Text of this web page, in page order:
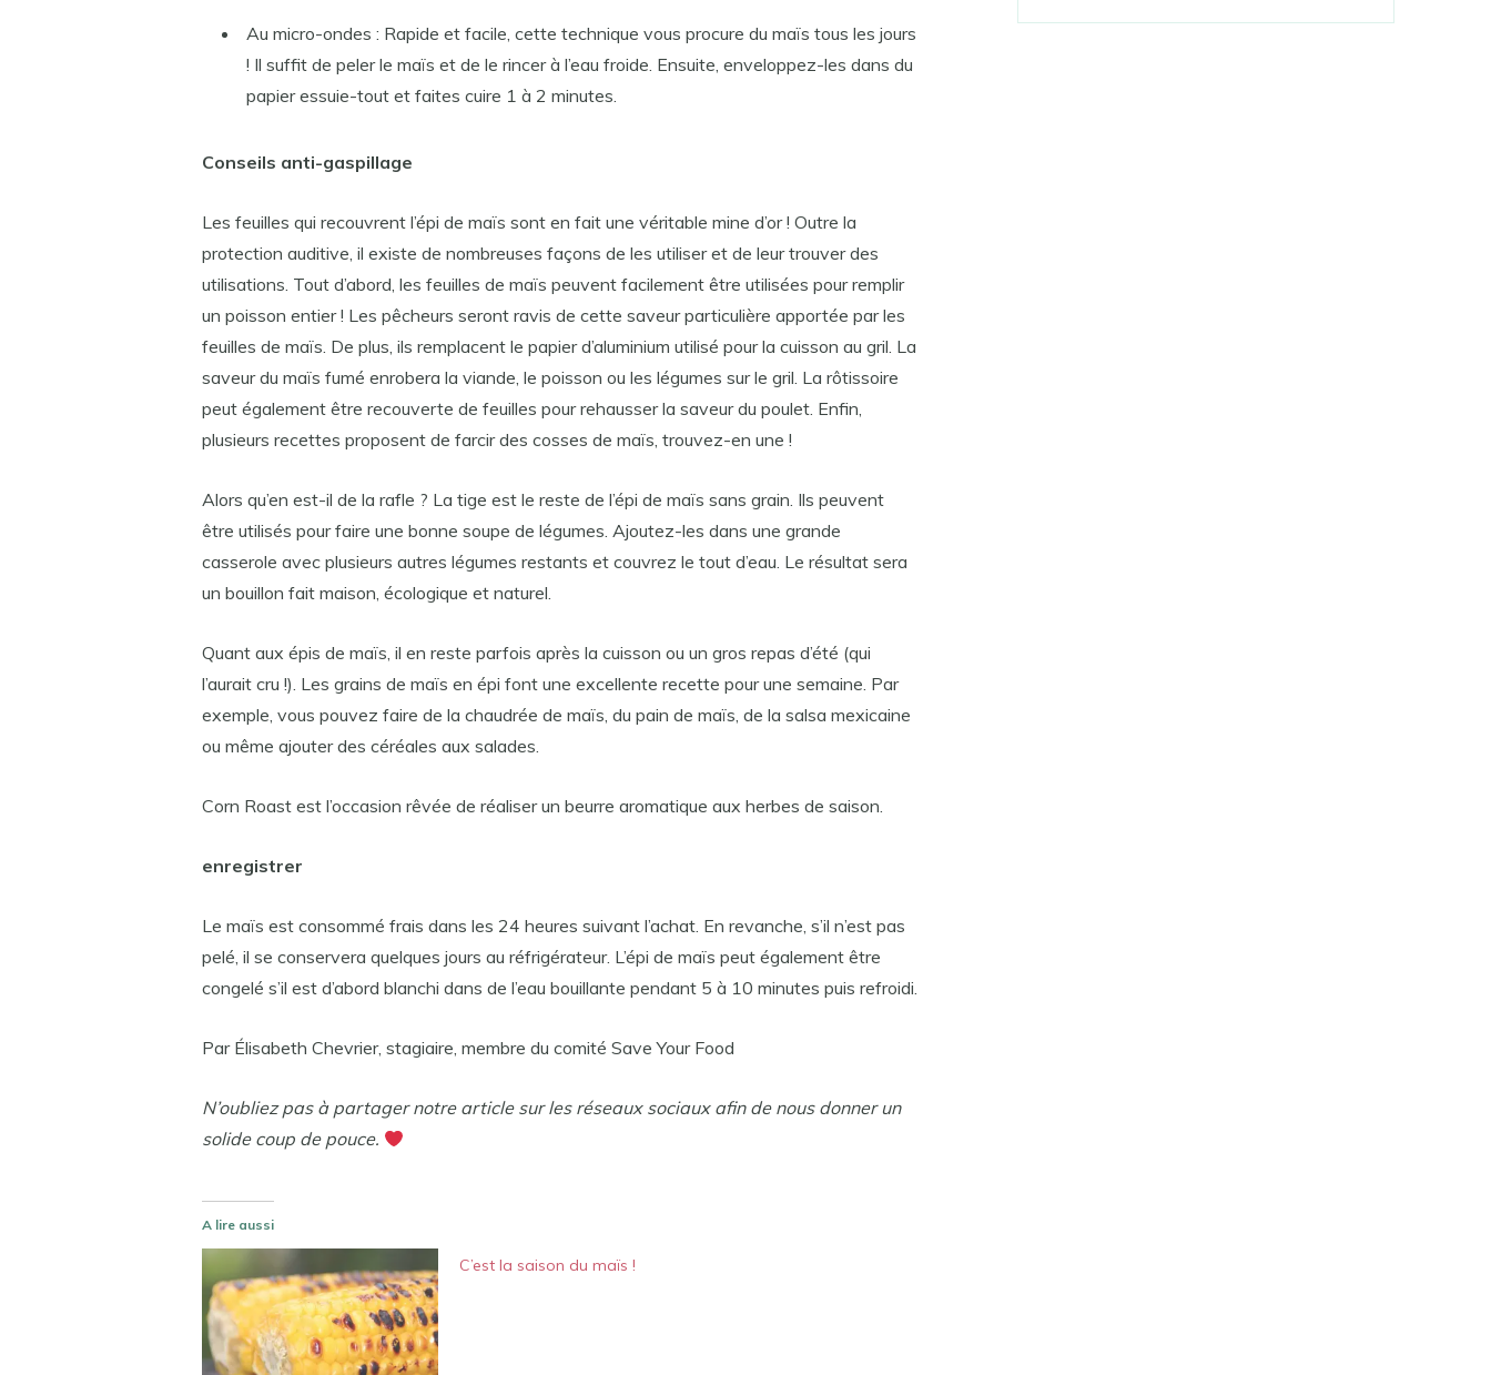
Au micro-ondes : Rapide et facile, cette technique vous procure du maïs tous les jours
! Il suffit de peler le maïs et de le rincer à l’eau froide. Ensuite, enveloppez-les dans du
papier essuie-tout et faites cuire 1 à 2 minutes.
Conseils anti-gaspillage
Les feuilles qui recouvrent l’épi de maïs sont en fait une véritable mine d’or ! Outre la
protection auditive, il existe de nombreuses façons de les utiliser et de leur trouver des
utilisations. Tout d’abord, les feuilles de maïs peuvent facilement être utilisées pour remplir
un poisson entier ! Les pêcheurs seront ravis de cette saveur particulière apportée par les
feuilles de maïs. De plus, ils remplacent le papier d’aluminium utilisé pour la cuisson au gril. La
saveur du maïs fumé enrobera la viande, le poisson ou les légumes sur le gril. La rôtissoire
peut également être recouverte de feuilles pour rehausser la saveur du poulet. Enfin,
plusieurs recettes proposent de farcir des cosses de maïs, trouvez-en une !
Alors qu’en est-il de la rafle ? La tige est le reste de l’épi de maïs sans grain. Ils peuvent
être utilisés pour faire une bonne soupe de légumes. Ajoutez-les dans une grande
casserole avec plusieurs autres légumes restants et couvrez le tout d’eau. Le résultat sera
un bouillon fait maison, écologique et naturel.
Quant aux épis de maïs, il en reste parfois après la cuisson ou un gros repas d’été (qui
l’aurait cru !). Les grains de maïs en épi font une excellente recette pour une semaine. Par
exemple, vous pouvez faire de la chaudrée de maïs, du pain de maïs, de la salsa mexicaine
ou même ajouter des céréales aux salades.
Corn Roast est l’occasion rêvée de réaliser un beurre aromatique aux herbes de saison.
enregistrer
Le maïs est consommé frais dans les 24 heures suivant l’achat. En revanche, s’il n’est pas
pelé, il se conservera quelques jours au réfrigérateur. L’épi de maïs peut également être
congelé s’il est d’abord blanchi dans de l’eau bouillante pendant 5 à 10 minutes puis refroidi.
Par Élisabeth Chevrier, stagiaire, membre du comité Save Your Food
N’oubliez pas à partager notre article sur les réseaux sociaux afin de nous donner un
solide coup de pouce.
A lire aussi
C’est la saison du maïs !